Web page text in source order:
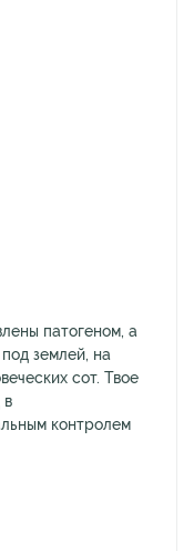
патогеном, а
землей, на
сот. Твое
в
контролем